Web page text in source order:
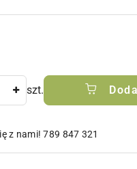
szt.
z nami! 789 847 321